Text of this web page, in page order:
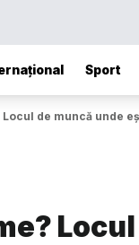
Sport
de muncă unde